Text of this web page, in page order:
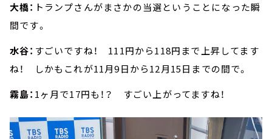
大橋： トランプさんがまさかの当選ということになった瞬
間です。
水谷： すごいですね！ 111円から118円まで上昇してます
ね！ しかもこれが11月9日から12月15日までの間で。
霧島： 1ヶ月で17円も！？ すごい上がってますね！